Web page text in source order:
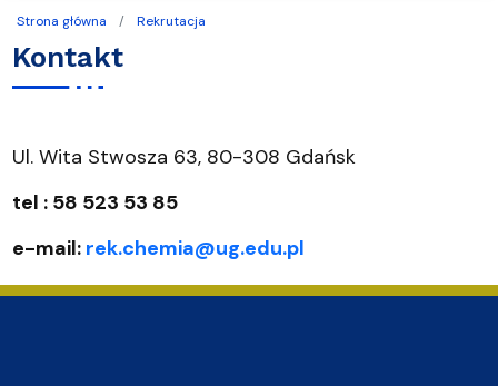
Strona główna Rekrutacja
Kontakt
Ul. Wita Stwosza 63, 80-308 Gdańsk
tel : 58 523 53 85
e-mail: rek.chemia@ug.edu.pl